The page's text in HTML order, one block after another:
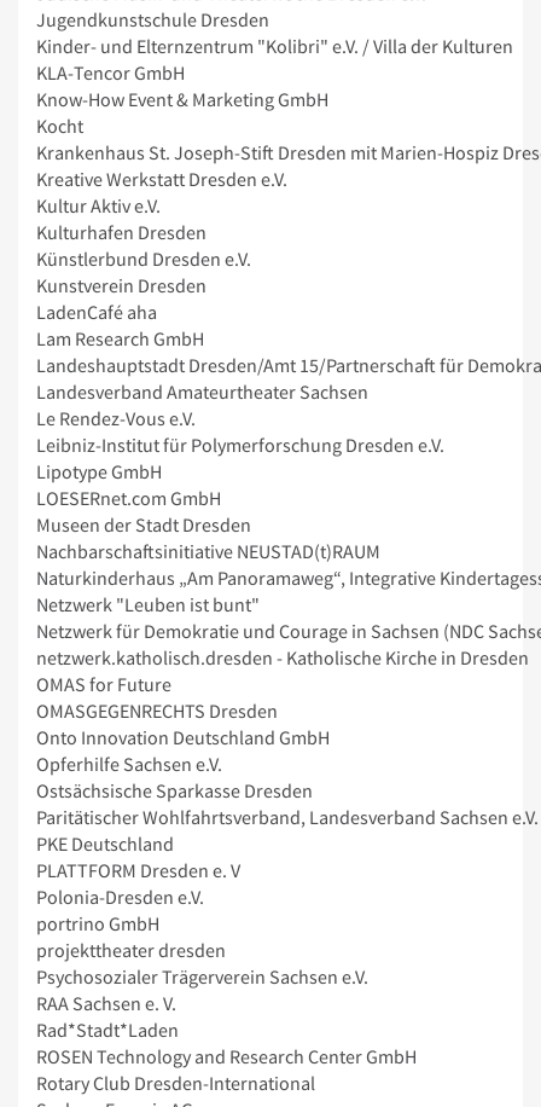
Jugendkunstschule Dresden
Kinder- und Elternzentrum "Kolibri" e.V. / Villa der Kulturen
KLA-Tencor GmbH
Know-How Event & Marketing GmbH
Kocht
Krankenhaus St. Joseph-Stift Dresden mit Marien-Hospiz
Kreative Werkstatt Dresden e.V.
Kultur Aktiv e.V.
Kulturhafen Dresden
Künstlerbund Dresden e.V.
Kunstverein Dresden
LadenCafé aha
Lam Research GmbH
Landeshauptstadt Dresden/Amt 15/Partnerschaft für
Landesverband Amateurtheater Sachsen
Le Rendez-Vous e.V.
Leibniz-Institut für Polymerforschung Dresden e.V.
Lipotype GmbH
LOESERnet.com GmbH
Museen der Stadt Dresden
Nachbarschaftsinitiative NEUSTAD(t)RAUM
Naturkinderhaus „Am Panoramaweg“, Integrative
Netzwerk "Leuben ist bunt"
Netzwerk für Demokratie und Courage in Sachsen (NDC
netzwerk.katholisch.dresden - Katholische Kirche in Dresden
OMAS for Future
OMASGEGENRECHTS Dresden
Onto Innovation Deutschland GmbH
Opferhilfe Sachsen e.V.
Ostsächsische Sparkasse Dresden
Paritätischer Wohlfahrtsverband, Landesverband Sachsen e.V.
PKE Deutschland
PLATTFORM Dresden e. V
Polonia-Dresden e.V.
portrino GmbH
projekttheater dresden
Psychosozialer Trägerverein Sachsen e.V.
RAA Sachsen e. V.
Rad*Stadt*Laden
ROSEN Technology and Research Center GmbH
Rotary Club Dresden-International